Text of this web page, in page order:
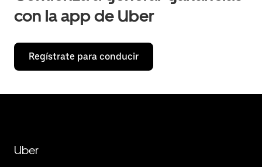
con la app de Uber
Regístrate para conducir
Uber